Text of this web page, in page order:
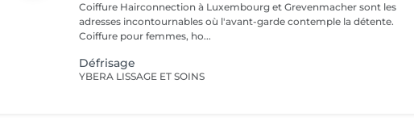
Coiffure Hairconnection à Luxembourg et Grevenmacher sont les
adresses incontournables où l'avant-garde contemple la détente.
Coiffure pour femmes, ho...
Défrisage
YBERA LISSAGE ET SOINS